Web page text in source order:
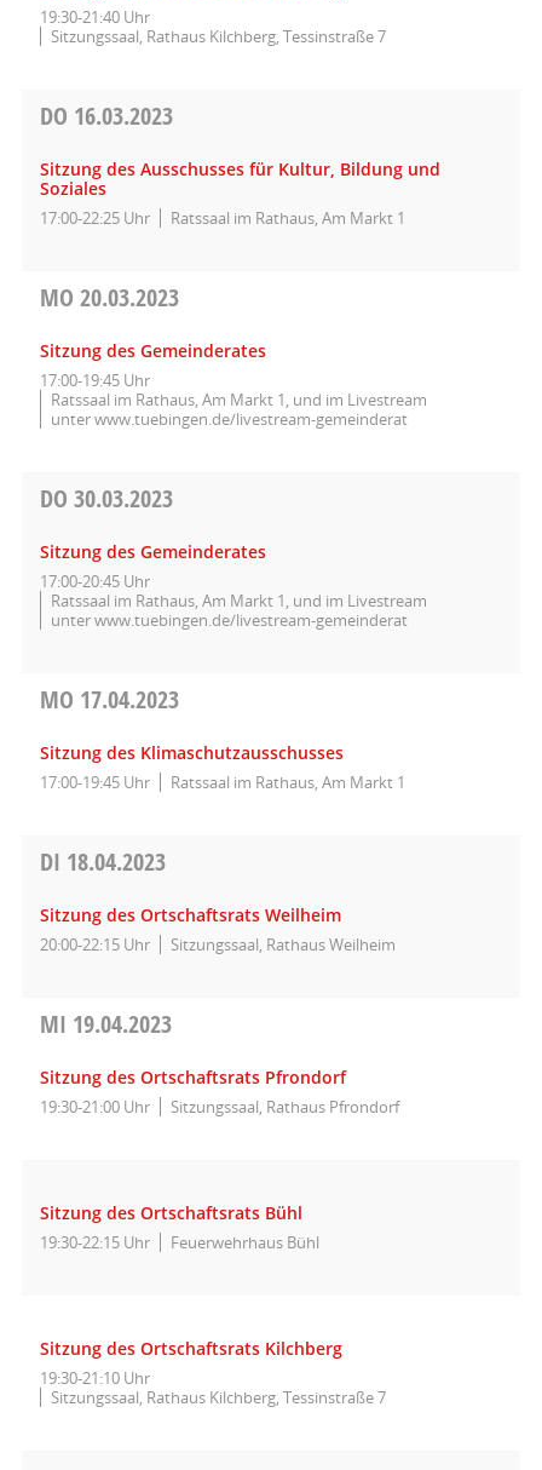
19:30-21:40 Uhr
Sitzungssaal, Rathaus Kilchberg, Tessinstraße 7
DO 16.03.2023
Sitzung des Ausschusses für Kultur, Bildung und
Soziales
17:00-22:25 Uhr Ratssaal im Rathaus, Am Markt 1
MO 20.03.2023
Sitzung des Gemeinderates
17:00-19:45 Uhr
Ratssaal im Rathaus, Am Markt 1, und im Livestream
unter www.tuebingen.de/livestream-gemeinderat
DO 30.03.2023
Sitzung des Gemeinderates
17:00-20:45 Uhr
Ratssaal im Rathaus, Am Markt 1, und im Livestream
unter www.tuebingen.de/livestream-gemeinderat
MO 17.04.2023
Sitzung des Klimaschutzausschusses
17:00-19:45 Uhr Ratssaal im Rathaus, Am Markt 1
DI 18.04.2023
Sitzung des Ortschaftsrats Weilheim
20:00-22:15 Uhr Sitzungssaal, Rathaus Weilheim
MI 19.04.2023
Sitzung des Ortschaftsrats Pfrondorf
19:30-21:00 Uhr Sitzungssaal, Rathaus Pfrondorf
Sitzung des Ortschaftsrats Bühl
19:30-22:15 Uhr Feuerwehrhaus Bühl
Sitzung des Ortschaftsrats Kilchberg
19:30-21:10 Uhr
Sitzungssaal, Rathaus Kilchberg, Tessinstraße 7